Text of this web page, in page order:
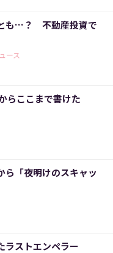
も…？ 不動産投資で
ース
ここまで書けた
ら「夜明けのスキャッ
ラストエンペラー